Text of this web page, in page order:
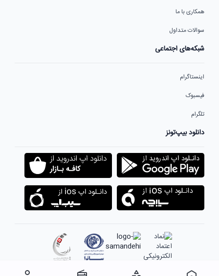
همکاری با ما
سوالات متداول
شبکه‌های اجتماعی
اینستاگرام
فیسبوک
تلگرام
دانلود بیپ‌تونز